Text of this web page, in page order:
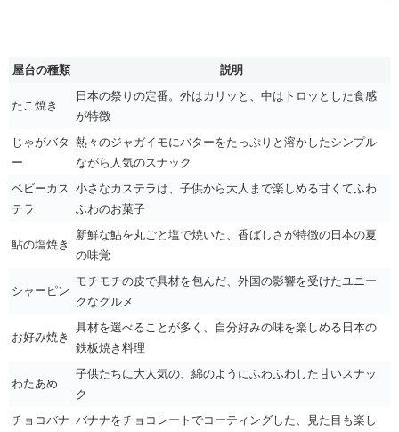
屋台の種類 説明
たこ焼き
日本の祭りの定番。外はカリッと、中はトロッとした食感
が特徴
じゃがバタ
ー
熱々のジャガイモにバターをたっぷりと溶かしたシンプル
ながら人気のスナック
ベビーカス
テラ
小さなカステラは、子供から大人まで楽しめる甘くてふわ
ふわのお菓子
鮎の塩焼き
新鮮な鮎を丸ごと塩で焼いた、香ばしさが特徴の日本の夏
の味覚
シャーピン
モチモチの皮で具材を包んだ、外国の影響を受けたユニー
クなグルメ
お好み焼き
具材を選べることが多く、自分好みの味を楽しめる日本の
鉄板焼き料理
わたあめ
子供たちに大人気の、綿のようにふわふわした甘いスナッ
ク
チョコバナ バナナをチョコレートでコーティングした、見た目も楽し